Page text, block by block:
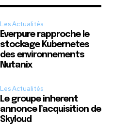
Les Actualités
Everpure rapproche le
stockage Kubernetes
des environnements
Nutanix
Les Actualités
Le groupe inherent
annonce l’acquisition de
Skyloud